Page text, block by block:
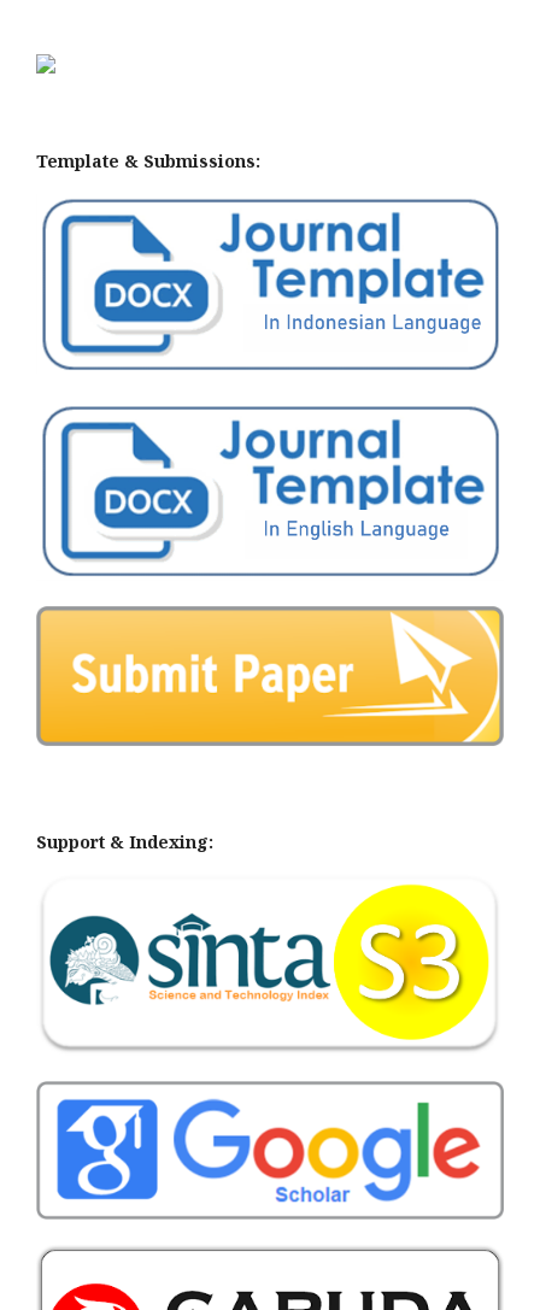
Template & Submissions:
Support & Indexing: